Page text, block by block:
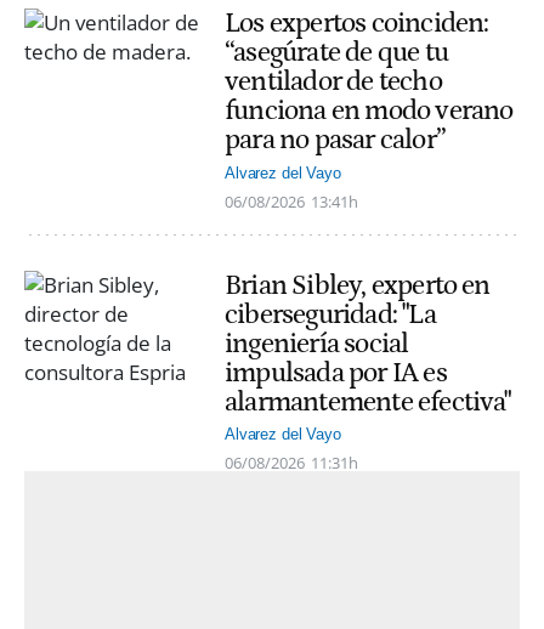
Los expertos coinciden:
“asegúrate de que tu
ventilador de techo
funciona en modo verano
para no pasar calor”
Alvarez del Vayo
06/08/2026 13:41h
Brian Sibley, experto en
ciberseguridad: "La
ingeniería social
impulsada por IA es
alarmantemente efectiva"
Alvarez del Vayo
06/08/2026 11:31h